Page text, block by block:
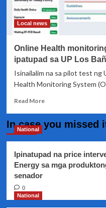
Local news
Online Health
ipatupad sa UP Los
Isinailalim na sa pilot test ng
Health Monitoring System
Read MoreRead
Online
system,
sinimulan
In case you missed
National
Ipinatupad na price
Energy sa mga
senador
0
National